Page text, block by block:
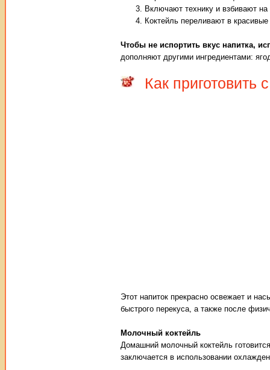
Включают технику и взбивают
Коктейль переливают в
Чтобы не испортить вкус напитка,
дополняют другими ингредиентами:
Как приготовить
Этот напиток прекрасно освежает и
быстрого перекуса, а также после
Молочный коктейль
Домашний молочный коктейль
заключается в использовании